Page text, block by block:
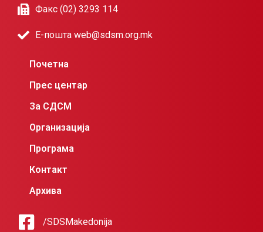
Факс (02) 3293 114
Е-пошта web@sdsm.org.mk
Почетна
Прес центар
За СДСМ
Организација
Програма
Контакт
Архива
/SDSMakedonija